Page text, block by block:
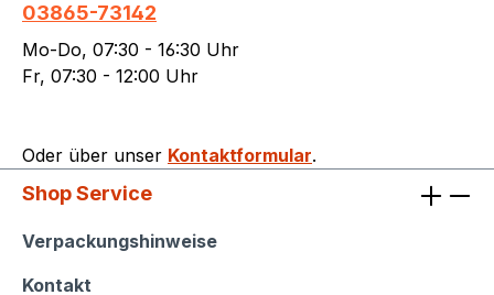
03865-73142
Mo-Do, 07:30 - 16:30 Uhr
Fr, 07:30 - 12:00 Uhr
Oder über unser Kontaktformular.
Shop Service
Shop Service
Verpackungshinweise
Kontakt